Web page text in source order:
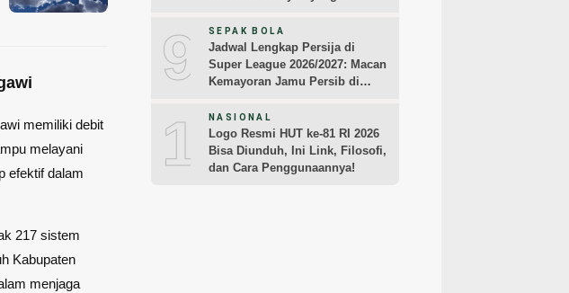
memiliki debit
melayani
efektif dalam
217 sistem
Kabupaten
menjaga
9 SEPAK BOLA
Jadwal Lengkap Persija di
Super League 2026/2027: Macan
Kemayoran Jamu Persib di
10NASIONAL
Logo Resmi HUT ke-81 RI 2026
Bisa Diunduh, Ini Link, Filosofi,
dan Cara Penggunaannya!